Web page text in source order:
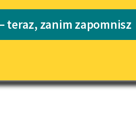
Katalog
Katalog w
teraz, zanim zapomnisz